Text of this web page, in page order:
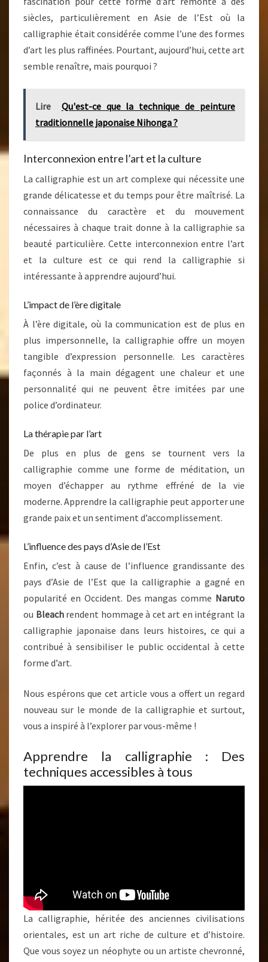
siècles, particulièrement en Asie de l’Est où la
calligraphie était considérée comme l’une des formes
d’art les plus raffinées. Pourtant, aujourd’hui, cette art
semble renaître, mais pourquoi ?
Lire
Qu'est-ce que la technique de peinture
traditionnelle japonaise Nihonga ?
Interconnexion entre l’art et la culture
La calligraphie est un art complexe qui nécessite une
grande délicatesse et du temps pour être maîtrisé. La
connaissance du caractère et du mouvement
nécessaires à chaque trait donne à la calligraphie sa
beauté particulière. Cette interconnexion entre l’art
et la culture est ce qui rend la calligraphie si
intéressante à apprendre aujourd’hui.
L’impact de l’ère digitale
À l’ère digitale, où la communication est de plus en
plus impersonnelle, la calligraphie offre un moyen
tangible d’expression personnelle. Les caractères
façonnés à la main dégagent une chaleur et une
personnalité qui ne peuvent être imitées par une
police d’ordinateur.
La thérapie par l’art
De plus en plus de gens se tournent vers la
calligraphie comme une forme de méditation, un
moyen d’échapper au rythme effréné de la vie
moderne. Apprendre la calligraphie peut apporter une
grande paix et un sentiment d’accomplissement.
L’influence des pays d’Asie de l’Est
Enfin, c’est à cause de l’influence grandissante des
pays d’Asie de l’Est que la calligraphie a gagné en
popularité en Occident. Des mangas comme Naruto
ou Bleachrendent hommage à cet art en intégrant la
calligraphie japonaise dans leurs histoires, ce qui a
contribué à sensibiliser le public occidental à cette
forme d’art.
Nous espérons que cet article vous a offert un regard
nouveau sur le monde de la calligraphie et surtout,
vous a inspiré à l’explorer par vous-même !
Apprendre la calligraphie : Des
techniques accessibles à tous
La calligraphie, héritée des anciennes civilisations
orientales, est un art riche de culture et d’histoire.
Que vous soyez un néophyte ou un artiste chevronné,